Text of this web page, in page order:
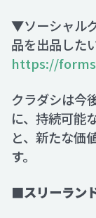
▼ソーシャル
品を出品した
https://
クラダシは今
に、持続可能
と、新たな価
す。
■スリーラン